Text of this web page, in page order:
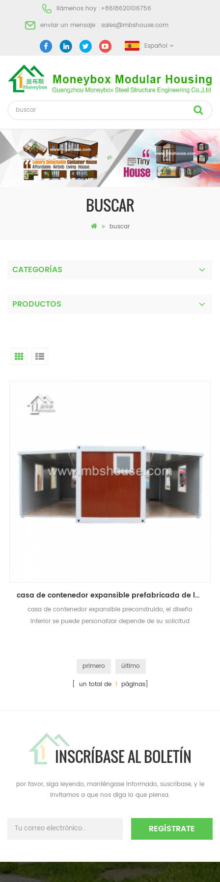
llámenos hoy :+8618620106756
enviar un mensaje : sales@mbshouse.com
Español
BUSCAR
buscar
CATEGORÍAS
PRODUCTOS
casa de contenedor expansible prefabricada de lujo estándar australiano
casa de contenedor expansible preconstruido, el diseño
interior se puede personalizar depende de su solicitud
primero
último
[ un total de 1 páginas]
INSCRÍBASE AL BOLETÍN
por favor, siga leyendo, manténgase informado, suscríbase, y le
invitamos a que nos diga lo que piensa.